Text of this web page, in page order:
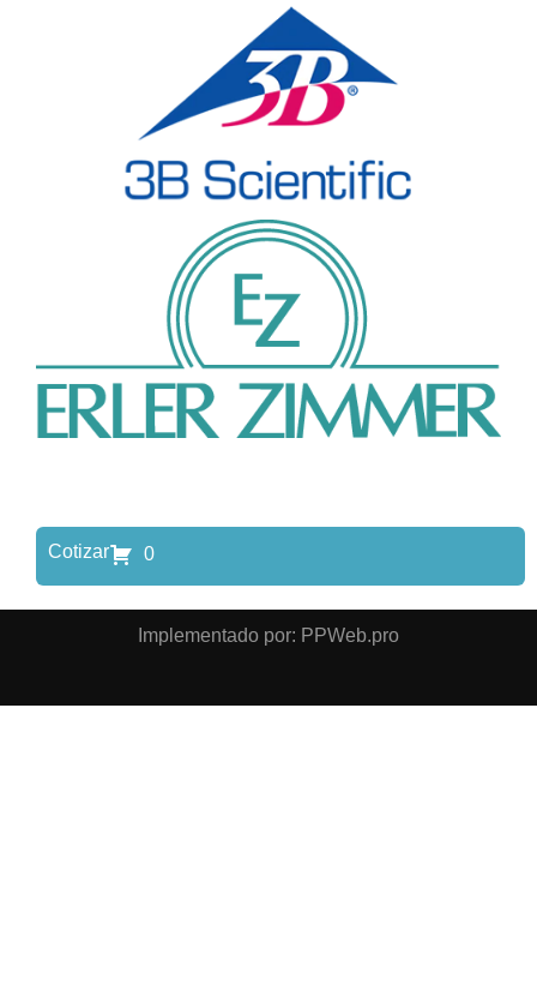
Cotizar 0
Implementado por: PPWeb.pro